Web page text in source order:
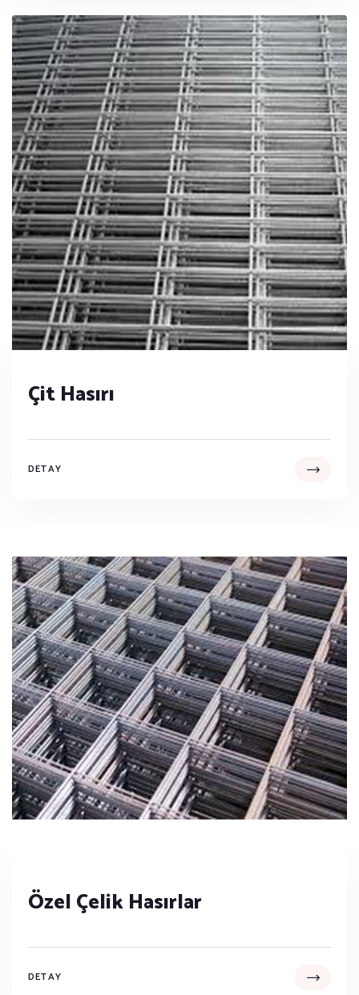
Çit Hasırı
DETAY
Özel Çelik Hasırlar
DETAY